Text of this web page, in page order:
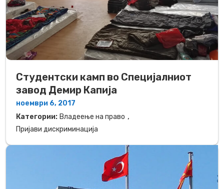
Студентски камп во Специјалниот
завод Демир Капија
ноември 6, 2017
Категории: Владеење на право ,
Пријави дискриминација